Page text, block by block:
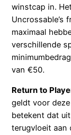
winstcap in.
Uncrossable’s
maximaal
verschillende
van €50.
Return to
geldt voor
betekent dat
terugvloeit aan